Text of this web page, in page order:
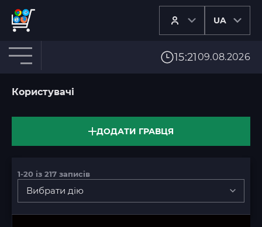
UA
15:2109.08.2026
Користувачі
ДОДАТИ ГРАВЦЯ
1-20 із 217 записів
Вибрати дію